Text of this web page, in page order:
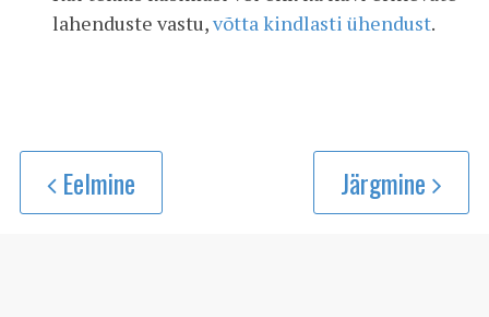
lahenduste vastu,võtta kindlasti ühendust.
Eelmine Järgmine